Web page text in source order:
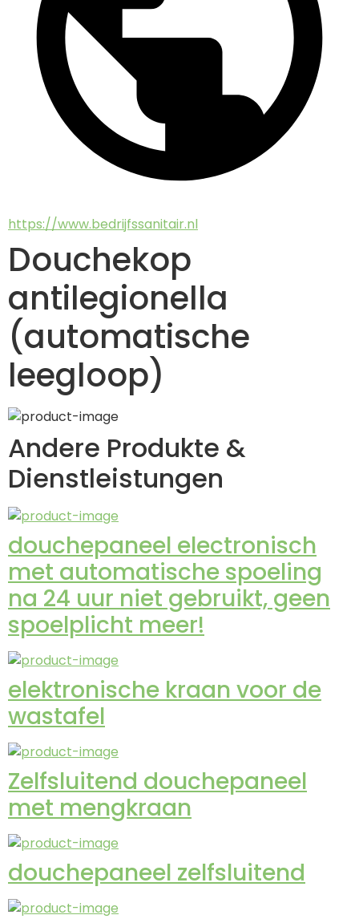
https://www.bedrijfssanitair.nl
Douchekop
antilegionella
(automatische
leegloop)
Andere Produkte &
Dienstleistungen
douchepaneel electronisch
met automatische spoeling
na 24 uur niet gebruikt, geen
spoelplicht meer!
elektronische kraan voor de
wastafel
Zelfsluitend douchepaneel
met mengkraan
douchepaneel zelfsluitend